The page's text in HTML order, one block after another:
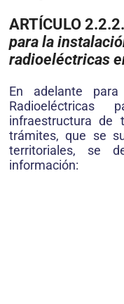
ARTÍCULO
para la
radioeléctricas
En adelante
Radioeléctricas
infraestructura de
trámites, que se
territoriales, se
información: